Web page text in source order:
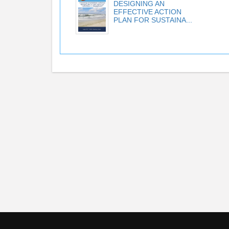
DESIGNING AN
EFFECTIVE ACTION
PLAN FOR SUSTAINA...